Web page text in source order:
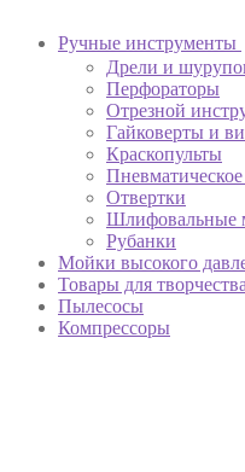
Ручные инструменты
Дрели и
Перфораторы
Отрезной
Гайковерты и
Краскопульты
Отвертки
Шлифовальные
Рубанки
Мойки высокого
Товары для творчества
Пылесосы
Компрессоры